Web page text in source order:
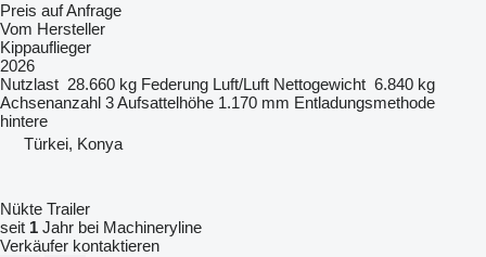
Preis auf Anfrage
Vom Hersteller
Kippauflieger
2026
Nutzlast 28.660 kg Federung Luft/Luft Nettogewicht 6.840 kg
Achsenanzahl 3Aufsattelhöhe 1.170 mm Entladungsmethode
hintere
Türkei, Konya
Nükte Trailer
seit 1 Jahr bei Machineryline
Verkäufer kontaktieren